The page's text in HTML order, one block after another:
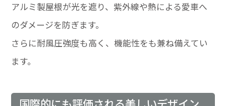
アルミ製屋根が光を遮り、紫外線や熱による愛車へ
のダメージを防ぎます。
さらに耐風圧強度も高く、機能性をも兼ね備えてい
ます。